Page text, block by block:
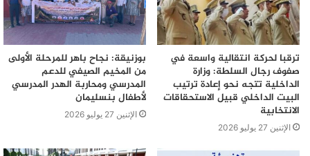
ترقبا لحركة انتقالية واسعة في
صفوف رجال السلطة: وزارة
الداخلية تتجه نحو إعادة ترتيب
البيت الداخلي قبيل الاستحقاقات
الانتخابية
الإثنين 27 يوليو 2026
بوزنيقة: نجاح باهر للمرحلة الأولى
من المخيم الصيفي للدعم
المدرسي ومحاربة الهدر المدرسي
لأطفال بنسليمان
الإثنين 27 يوليو 2026